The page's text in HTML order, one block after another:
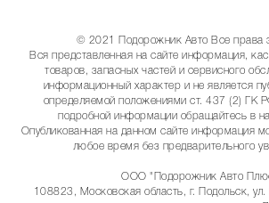
© 2021 Подорожник Авто Все права
Вся представленная на сайте информация,
товаров, запасных частей и сервисного
информационный характер и не является
определяемой положениями ст. 437 (2) ГК
подробной информации обращайтесь в
Опубликованная на данном сайте информация
любое время без предварительного
ООО "Подорожник Авто
108823, Московская область, г. Подольск,